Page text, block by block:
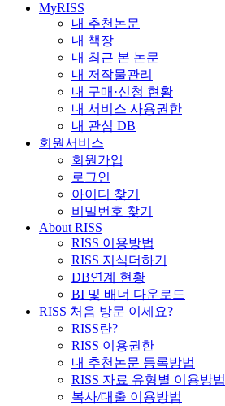
MyRISS
내 추천논문
내 책장
내 최근 본 논문
내 저작물관리
내 구매·신청 현황
내 서비스 사용권한
내 관심 DB
회원서비스
회원가입
로그인
아이디 찾기
비밀번호 찾기
About RISS
RISS 이용방법
RISS 지식더하기
DB연계 현황
BI 및 배너 다운로드
RISS 처음 방문 이세요?
RISS란?
RISS 이용권한
내 추천논문 등록방법
RISS 자료 유형별 이용방법
복사/대출 이용방법